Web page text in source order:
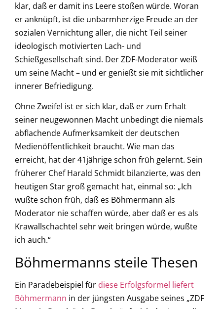
klar, daß er damit ins Leere stoßen würde. Woran
er anknüpft, ist die unbarmherzige Freude an der
sozialen Vernichtung aller, die nicht Teil seiner
ideologisch motivierten Lach- und
Schießgesellschaft sind. Der ZDF-Moderator weiß
um seine Macht – und er genießt sie mit sichtlicher
innerer Befriedigung.
Ohne Zweifel ist er sich klar, daß er zum Erhalt
seiner neugewonnen Macht unbedingt die niemals
abflachende Aufmerksamkeit der deutschen
Medienöffentlichkeit braucht. Wie man das
erreicht, hat der 41jährige schon früh gelernt. Sein
früherer Chef Harald Schmidt bilanzierte, was den
heutigen Star groß gemacht hat, einmal so: „Ich
wußte schon früh, daß es Böhmermann als
Moderator nie schaffen würde, aber daß er es als
Krawallschachtel sehr weit bringen würde, wußte
ich auch.“
Böhmermanns steile Thesen
Ein Paradebeispiel für diese Erfolgsformel liefert
Böhmermann in der jüngsten Ausgabe seines „ZDF